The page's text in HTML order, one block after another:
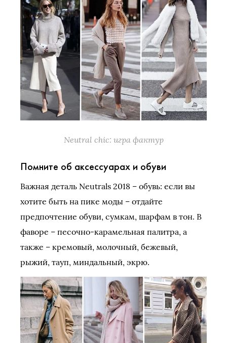
Neutral chic: игра фактур
Помните об аксессуарах и обуви
Важная деталь Neutrals 2018 – обувь: если вы
хотите быть на пике моды – отдайте
предпочтение обуви, сумкам, шарфам в тон. В
фаворе – песочно-карамельная палитра, а
также – кремовый, молочный, бежевый,
рыжий, тауп, миндальный, экрю.